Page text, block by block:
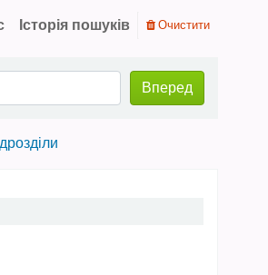
Історія пошуків Очистити
Вперед